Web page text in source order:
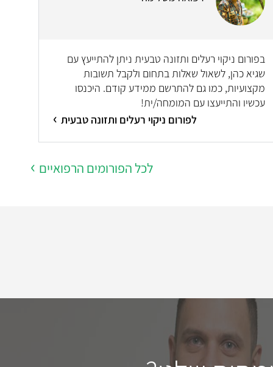
בפורום ניקוי רעלים ותזונה טבעית ניתן להתייעץ עם
שגיא כהן, לשאול שאלות בתחום ולקבל תשובות
מקצועיות, כמו גם להתרשם ממידע קודם. היכנסו
עכשיו והתייעצו עם המומחה/ית!
לפורום ניקוי רעלים ותזונה טבעית
לכל הפורומים הרפואיים